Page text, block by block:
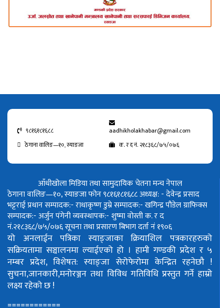
९८१६१८१६८८
aadhikholakhabar@gmail.com
ठेगाना वालिङ—१०, स्याङजा
क. र द नं. २१८३६८/७५/०७६
आँधीखोला मिडिया तथा सामुदायिक चेतना मन्च नेपाल
ठेगाना वालिङ—१०, स्याङजा फोन ९८१६१८१६८८अध्यक्ष: - देवेन्द्र प्रसाद
भट्टराईप्रधान सम्पादक:- राधाकृष्ण डुम्रेसम्पादक:- खगिन्द्र पौडेलग्राफिक्स
सम्पादक:- अर्जुन पंगेनीव्यवस्थापक:- शुष्मा वोस्तीक. र द
नं.२१८३६८/७५/०७६सूचना तथा प्रसारण बिभाग दर्ता नं १९०६
यो अनलाईन पत्रिका स्याङ्जाका क्रियाशिल पत्रकारहरुको
सक्रियतामा सञ्चालनमा ल्याईएको हो । हामी गण्डकी प्रदेश र ५
नम्बर प्रदेश, विशेषत: स्याङ्जा सेरोफेरोमा केन्द्रित रहनेछौ !
सुचना,जानकारी,मनोरञ्जन तथा विविध गतिविधि प्रस्तुत गर्ने हाम्रो
लक्ष्य रहेको छ !